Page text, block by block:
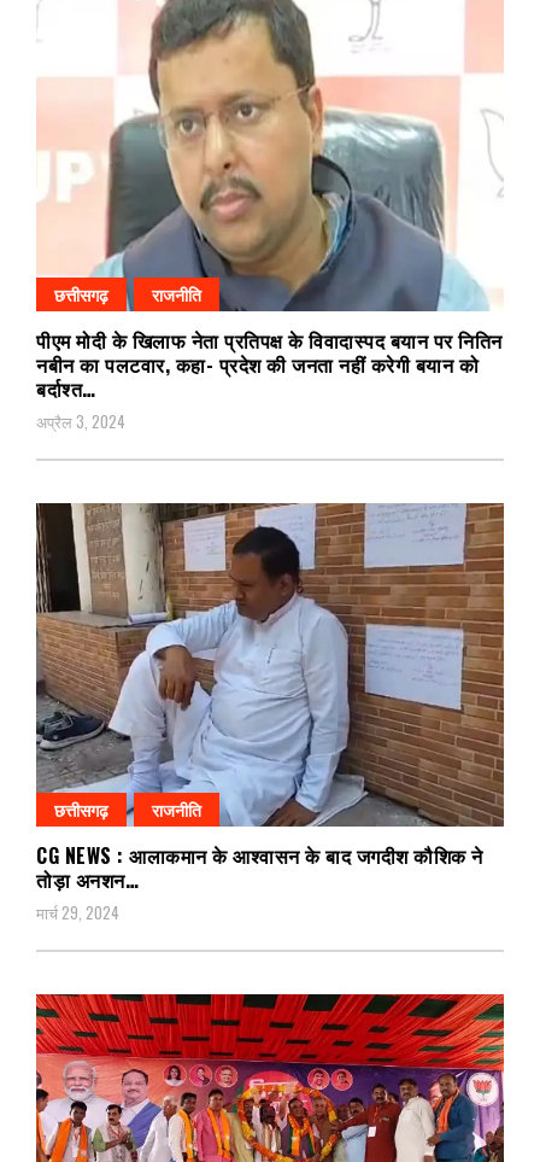
छत्तीसगढ़ राजनीति
पीएम मोदी के खिलाफ नेता प्रतिपक्ष के विवादास्पद बयान पर नितिन
नबीन का पलटवार, कहा- प्रदेश की जनता नहीं करेगी बयान को
बर्दाश्त…
अप्रैल 3, 2024
छत्तीसगढ़ राजनीति
CG NEWS : आलाकमान के आश्वासन के बाद जगदीश कौशिक ने
तोड़ा अनशन…
मार्च 29, 2024